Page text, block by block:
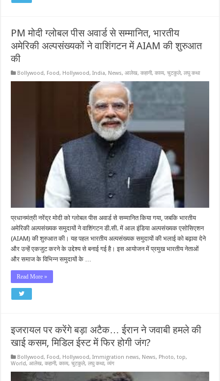
PM मोदी ग्लोबल पीस अवार्ड से सम्मानित, भारतीय
अमेरिकी अल्पसंख्यकों ने वाशिंगटन में AIAM की शुरुआत
की
Bollywood, Food, Hollywood,India, News,आलेख,कहानी,काव्य,चुटकुले,लघु कथा
प्रधानमंत्री नरेंद्र मोदी को ग्लोबल पीस अवार्ड से सम्मानित किया गया, जबकि भारतीय
अमेरिकी अल्पसंख्यक समुदायों ने वाशिंगटन डी.सी. में आल इंडिया अल्पसंख्यक एसोसिएशन
(AIAM) की शुरुआत की। यह पहल भारतीय अल्पसंख्यक समुदायों की भलाई को बढ़ावा देने
और उन्हें एकजुट करने के उद्देश्य से बनाई गई है। इस आयोजन में प्रमुख भारतीय नेताओं
और समाज के विभिन्न समुदायों के …
Read More »
इजरायल पर करेंगे बड़ा अटैक… ईरान ने जवाबी हमले की
खाई कसम, मिडिल ईस्ट में फिर होगी जंग?
Bollywood, Food, Hollywood,Immigration news, News, Photo,top,
World,आलेख,कहानी,काव्य,चुटकुले,लघु कथा,व्यंग